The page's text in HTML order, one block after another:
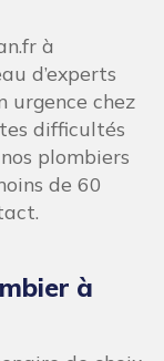
à
d’experts
urgence chez
difficultés
plombiers
de 60
à